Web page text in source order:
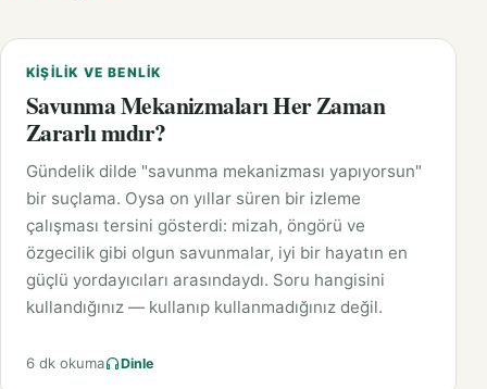
KIŞILIK VE BENLIK
Savunma Mekanizmaları Her Zaman
Zararlı mıdır?
Gündelik dilde "savunma mekanizması yapıyorsun"
bir suçlama. Oysa on yıllar süren bir izleme
çalışması tersini gösterdi: mizah, öngörü ve
özgecilik gibi olgun savunmalar, iyi bir hayatın en
güçlü yordayıcıları arasındaydı. Soru hangisini
kullandığınız — kullanıp kullanmadığınız değil.
6 dk okuma Dinle